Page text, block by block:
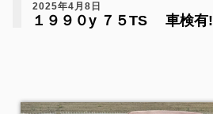
2025年4月8日
１９９０y ７５TS 車検有!